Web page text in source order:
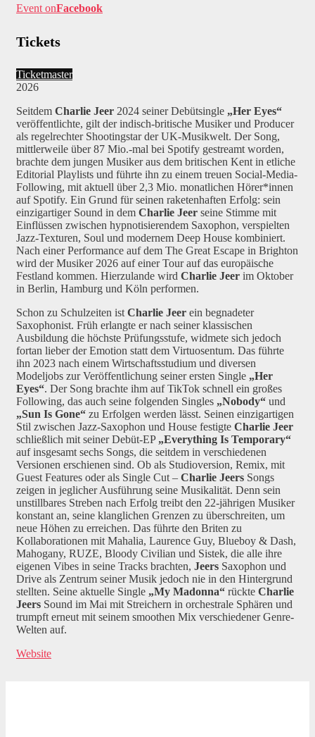
Event onFacebook
Tickets
Ticketmaster
2026
Seitdem Charlie Jeer 2024 seiner Debütsingle „Her Eyes“
veröffentlichte, gilt der indisch-britische Musiker und Producer
als regelrechter Shootingstar der UK-Musikwelt. Der Song,
mittlerweile über 87 Mio.-mal bei Spotify gestreamt worden,
brachte dem jungen Musiker aus dem britischen Kent in etliche
Editorial Playlists und führte ihn zu einem treuen Social-Media-
Following, mit aktuell über 2,3 Mio. monatlichen Hörer*innen
auf Spotify. Ein Grund für seinen raketenhaften Erfolg: sein
einzigartiger Sound in dem Charlie Jeer seine Stimme mit
Einflüssen zwischen hypnotisierendem Saxophon, verspielten
Jazz-Texturen, Soul und modernem Deep House kombiniert.
Nach einer Performance auf dem The Great Escape in Brighton
wird der Musiker 2026 auf einer Tour auf das europäische
Festland kommen. Hierzulande wird Charlie Jeer im Oktober
in Berlin, Hamburg und Köln performen.
Schon zu Schulzeiten ist Charlie Jeer ein begnadeter
Saxophonist. Früh erlangte er nach seiner klassischen
Ausbildung die höchste Prüfungsstufe, widmete sich jedoch
fortan lieber der Emotion statt dem Virtuosentum. Das führte
ihn 2023 nach einem Wirtschaftsstudium und diversen
Modeljobs zur Veröffentlichung seiner ersten Single „Her
Eyes“. Der Song brachte ihm auf TikTok schnell ein großes
Following, das auch seine folgenden Singles „Nobody“ und
„Sun Is Gone“ zu Erfolgen werden lässt. Seinen einzigartigen
Stil zwischen Jazz-Saxophon und House festigte Charlie Jeer
schließlich mit seiner Debüt-EP „Everything Is Temporary“
auf insgesamt sechs Songs, die seitdem in verschiedenen
Versionen erschienen sind. Ob als Studioversion, Remix, mit
Guest Features oder als Single Cut – Charlie Jeers Songs
zeigen in jeglicher Ausführung seine Musikalität. Denn sein
unstillbares Streben nach Erfolg treibt den 22-jährigen Musiker
konstant an, seine klanglichen Grenzen zu überschreiten, um
neue Höhen zu erreichen. Das führte den Briten zu
Kollaborationen mit Mahalia, Laurence Guy, Blueboy & Dash,
Mahogany, RUZE, Bloody Civilian und Sistek, die alle ihre
eigenen Vibes in seine Tracks brachten, Jeers Saxophon und
Drive als Zentrum seiner Musik jedoch nie in den Hintergrund
stellten. Seine aktuelle Single „My Madonna“ rückte Charlie
Jeers Sound im Mai mit Streichern in orchestrale Sphären und
trumpft erneut mit seinem smoothen Mix verschiedener Genre-
Welten auf.
Website